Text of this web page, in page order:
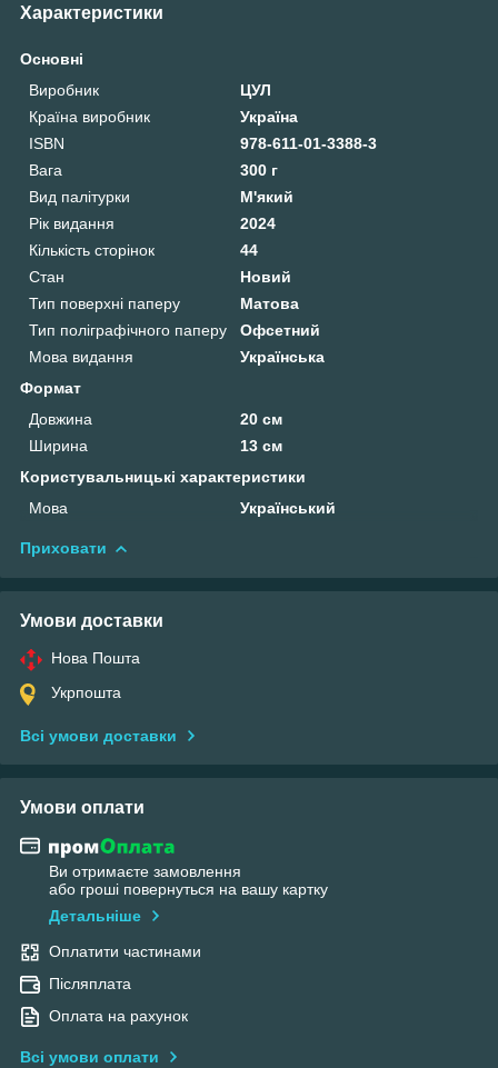
Характеристики
Основні
Виробник
ЦУЛ
Країна виробник
Україна
ISBN
978-611-01-3388-3
Вага
300 г
Вид палітурки
М'який
Рік видання
2024
Кількість сторінок
44
Стан
Новий
Тип поверхні паперу
Матова
Тип поліграфічного паперу
Офсетний
Мова видання
Українська
Формат
Довжина
20 см
Ширина
13 см
Користувальницькі характеристики
Мова
Український
Приховати
Умови доставки
Нова Пошта
Укрпошта
Всі умови доставки
Умови оплати
Ви отримаєте замовлення
або гроші повернуться на вашу картку
Детальніше
Оплатити частинами
Післяплата
Оплата на рахунок
Всі умови оплати